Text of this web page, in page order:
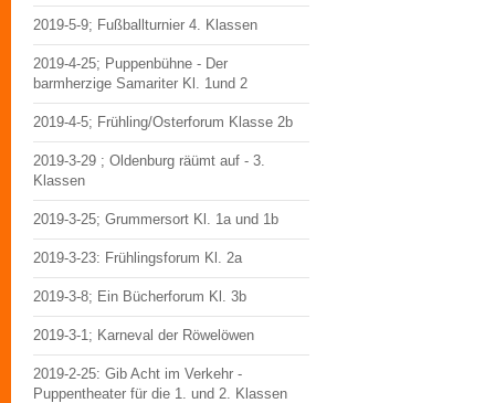
2019-5-9; Fußballturnier 4. Klassen
2019-4-25; Puppenbühne - Der
barmherzige Samariter Kl. 1und 2
2019-4-5; Frühling/Osterforum Klasse 2b
2019-3-29 ; Oldenburg räümt auf - 3.
Klassen
2019-3-25; Grummersort Kl. 1a und 1b
2019-3-23: Frühlingsforum Kl. 2a
2019-3-8; Ein Bücherforum Kl. 3b
2019-3-1; Karneval der Röwelöwen
2019-2-25: Gib Acht im Verkehr -
Puppentheater für die 1. und 2. Klassen